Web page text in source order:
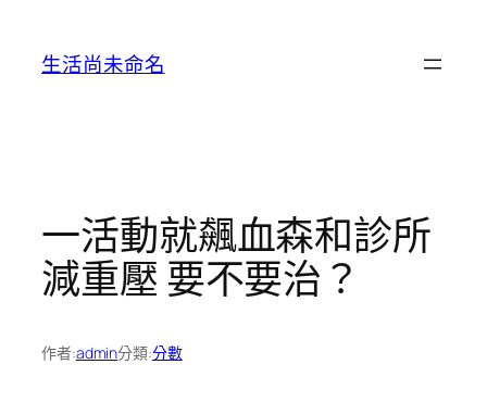
生活尚未命名
一活動就飆血森和診所
減重壓 要不要治？
作者:admin分類:分數